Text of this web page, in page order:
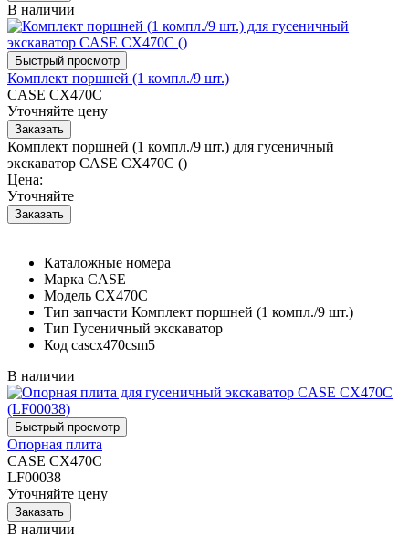
В наличии
Комплект поршней (1 компл./9 шт.)
CASE CX470C
Уточняйте цену
Комплект поршней (1 компл./9 шт.) для гусеничный
экскаватор CASE CX470C ()
Цена:
Уточняйте
Каталожные номера
Марка CASE
Модель CX470C
Тип запчасти Комплект поршней (1 компл./9 шт.)
Тип Гусеничный экскаватор
Код cascx470csm5
В наличии
Опорная плита
CASE CX470C
LF00038
Уточняйте цену
В наличии